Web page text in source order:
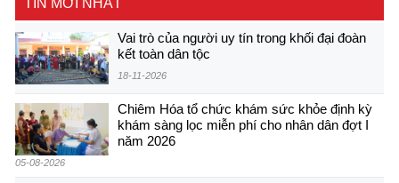
Vai trò của người uy tín trong khối đại đoàn
kết toàn dân tộc
18-11-2026
Chiêm Hóa tổ chức khám sức khỏe định kỳ
khám sàng lọc miễn phí cho nhân dân đợt I
năm 2026
05-08-2026